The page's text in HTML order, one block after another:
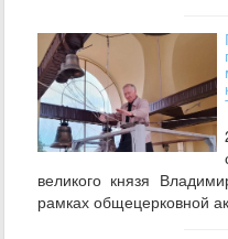
великого князя
рамках общецерковной